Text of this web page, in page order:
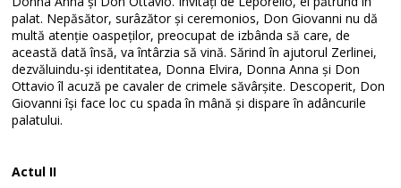
palat. Nepăsător, surâzător și ceremonios, Don Giovanni nu dă
multă atenție oaspeților, preocupat de izbânda să care, de
această dată însă, va întârzia să vină. Sărind în ajutorul Zerlinei,
dezvăluindu-și identitatea, Donna Elvira, Donna Anna și Don
Ottavio îl acuză pe cavaler de crimele săvârșite. Descoperit, Don
Giovanni își face loc cu spada în mână și dispare în adâncurile
palatului.
Actul II